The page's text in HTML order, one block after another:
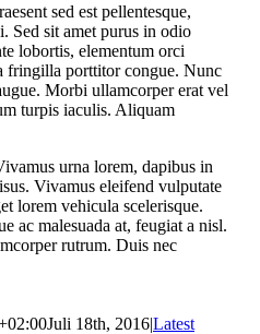
sed est pellentesque,
Sed sit amet purus in odio
lobortis, elementum orci
fringilla porttitor congue. Nunc
Morbi ullamcorper erat vel
turpis iaculis. Aliquam
urna lorem, dapibus in
Vivamus eleifend vulputate
lorem vehicula scelerisque.
ac malesuada at, feugiat a nisl.
rutrum. Duis nec
Juli 18th, 2016|Latest